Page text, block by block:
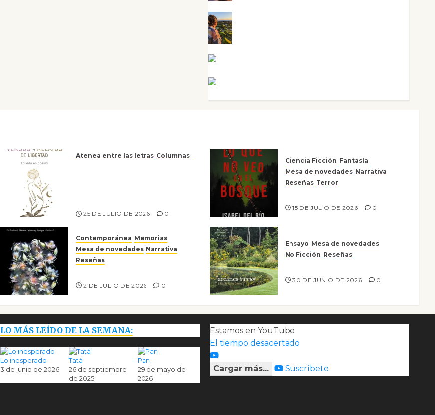
Atenea entre las letras Columnas
25 DE JULIO DE 2026 0
Ciencia Ficción Fantasía
Mesa de novedades Narrativa
Reseñas Terror
15 DE JULIO DE 2026 0
Contemporánea Memorias
Mesa de novedades Narrativa
Reseñas
2 DE JULIO DE 2026 0
Ensayo Mesa de novedades
No Ficción Reseñas
30 DE JUNIO DE 2026 0
LO MÁS LEÍDO DE LA SEMANA:
Lo inesperado
3 de junio de 2026
Tatá
26 de septiembre
de 2025
Pan
29 de mayo de
2026
Estamos en YouTube
El tiempo desacertado
Cargar más... Suscríbete